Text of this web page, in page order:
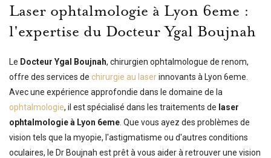
Laser ophtalmologie à Lyon 6eme :
l'expertise du Docteur Ygal Boujnah
Le Docteur Ygal Boujnah, chirurgien ophtalmologue de renom,
offre des services de chirurgie au laserinnovants à Lyon 6eme.
Avec une expérience approfondie dans le domaine de la
ophtalmologie, il est spécialisé dans les traitements de laser
ophtalmologie à Lyon 6eme . Que vous ayez des problèmes de
vision tels que la myopie, l'astigmatisme ou d'autres conditions
oculaires, le Dr Boujnah est prêt à vous aider à retrouver une vision